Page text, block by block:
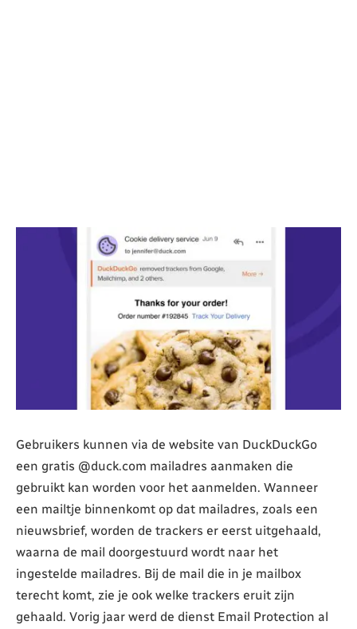
Gebruikers kunnen via de website van DuckDuckGo
een gratis @duck.com mailadres aanmaken die
gebruikt kan worden voor het aanmelden. Wanneer
een mailtje binnenkomt op dat mailadres, zoals een
nieuwsbrief, worden de trackers er eerst uitgehaald,
waarna de mail doorgestuurd wordt naar het
ingestelde mailadres. Bij de mail die in je mailbox
terecht komt, zie je ook welke trackers eruit zijn
gehaald. Vorig jaar werd de dienst Email Protection al